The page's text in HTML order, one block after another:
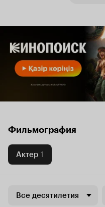
Фильмография
Актер 1
Все десятилетия